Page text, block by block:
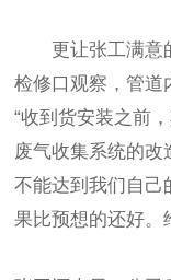
更让张工满意
检修口观察，管道
“收到货安装之前
废气收集系统的改
不能达到我们自己
果比预想的还好。